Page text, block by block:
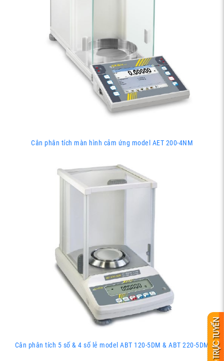
Cân phân tích màn hình cảm ứng model AET 200-4NM
Cân phân tích 5 số & 4 số lẻ model ABT 120-5DM & ABT 220-5DM